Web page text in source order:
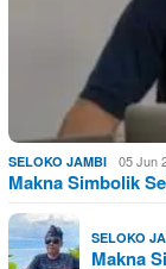
SELOKO JAMBI 05 Jun
Makna Simbolik
SELOKO
Makna